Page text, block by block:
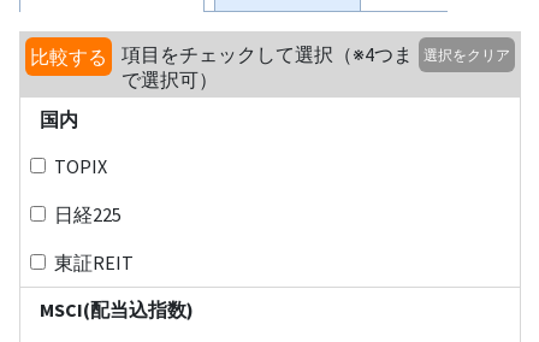
比較する
項目をチェックして選択（※4つま
で選択可）
選択をクリア
国内
TOPIX
日経225
東証REIT
MSCI(配当込指数)